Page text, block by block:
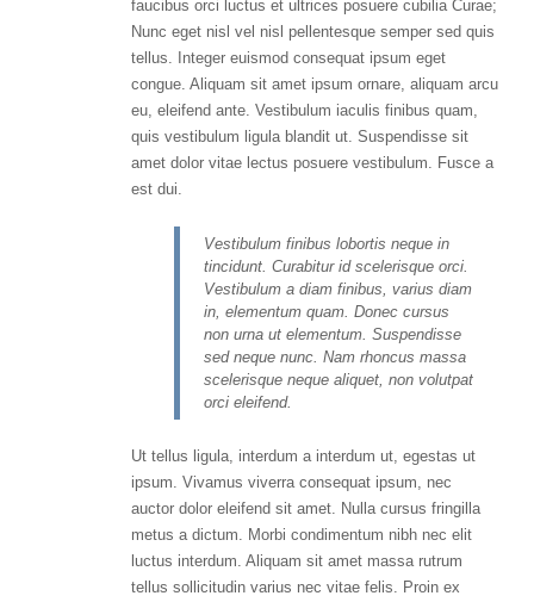
faucibus orci luctus et ultrices posuere cubilia Curae;
Nunc eget nisl vel nisl pellentesque semper sed quis
tellus. Integer euismod consequat ipsum eget
congue. Aliquam sit amet ipsum ornare, aliquam arcu
eu, eleifend ante. Vestibulum iaculis finibus quam,
quis vestibulum ligula blandit ut. Suspendisse sit
amet dolor vitae lectus posuere vestibulum. Fusce a
est dui.
Vestibulum finibus lobortis neque in
tincidunt. Curabitur id scelerisque orci.
Vestibulum a diam finibus, varius diam
in, elementum quam. Donec cursus
non urna ut elementum. Suspendisse
sed neque nunc. Nam rhoncus massa
scelerisque neque aliquet, non volutpat
orci eleifend.
Ut tellus ligula, interdum a interdum ut, egestas ut
ipsum. Vivamus viverra consequat ipsum, nec
auctor dolor eleifend sit amet. Nulla cursus fringilla
metus a dictum. Morbi condimentum nibh nec elit
luctus interdum. Aliquam sit amet massa rutrum
tellus sollicitudin varius nec vitae felis. Proin ex